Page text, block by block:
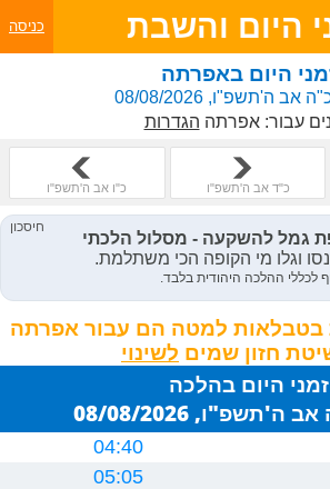
היום והשבת כניסה
היום באפרתה
ה'תשפ"ו, 08/08/2026
עבור:אפרתה הגדרות
כ"ד אב ה'תשפ"ו כ"ו אב ה'תשפ"ו
בטבלאות למטה הם עבור אפרתה
חזון שמים
זמני היום בהלכה
08/08/2026
04:40
05:05